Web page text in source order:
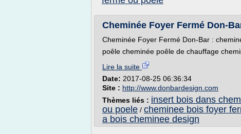
Cheminée Foyer Fermé Don-
Cheminée Foyer Fermé Don-Bar :
poêle cheminée poêle de chauffage
Lire la suite
Date: 2017-08-25 06:36:34
Site : http://www.donbardesign.com
Thèmes liés : insert bois dans
ou poele / cheminee bois foyer
a bois cheminee design